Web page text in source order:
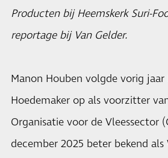
Producten bij Heemskerk Suri-
reportage bij Van Gelder.
Manon Houben volgde vorig jaar
Hoedemaker op als voorzitter
Organisatie voor de Vleessector
december 2025 beter bekend als